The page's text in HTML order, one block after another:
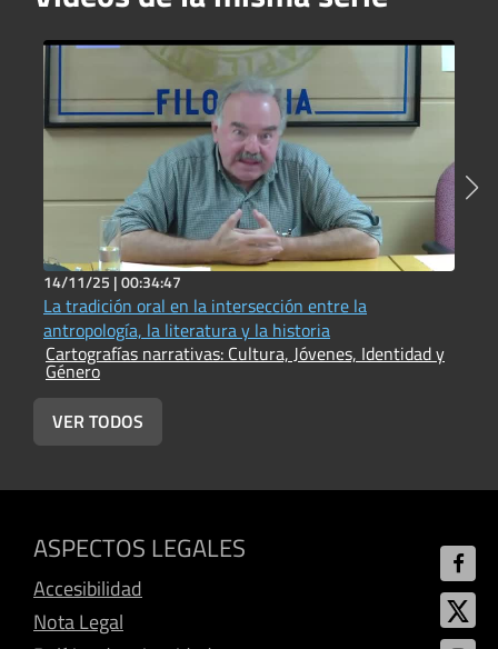
14/11/25 |00:34:47
La tradición oral en la intersección entre la
antropología, la literatura y la historia
Cartografías narrativas: Cultura, Jóvenes, Identidad y
Género
VER TODOS
ASPECTOS LEGALES
Accesibilidad
Nota Legal